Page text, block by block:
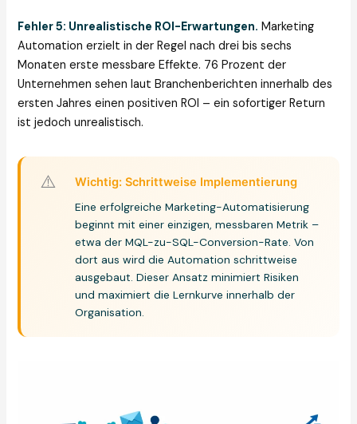
Fehler 5: Unrealistische ROI-Erwartungen. Marketing
Automation erzielt in der Regel nach drei bis sechs
Monaten erste messbare Effekte. 76 Prozent der
Unternehmen sehen laut Branchenberichten innerhalb des
ersten Jahres einen positiven ROI – ein sofortiger Return
ist jedoch unrealistisch.
⚠️
Wichtig: Schrittweise Implementierung
Eine erfolgreiche Marketing-Automatisierung
beginnt mit einer einzigen, messbaren Metrik –
etwa der MQL-zu-SQL-Conversion-Rate. Von
dort aus wird die Automation schrittweise
ausgebaut. Dieser Ansatz minimiert Risiken
und maximiert die Lernkurve innerhalb der
Organisation.